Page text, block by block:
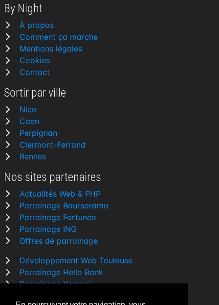
By Night
À propos
Comment ça marche
Mentions légales
Cookies
Contact
Sortir par ville
Nice
Caen
Perpignan
Clermont-Ferrand
Rennes
Nos sites partenaires
Actualités Web & PHP
Parrainage Boursorama
Parrainage Fortuneo
Parrainage ING
Offres de parrainage
Développement Web Toulouse
Parrainage Hello Bank
Parrainage Yomoni